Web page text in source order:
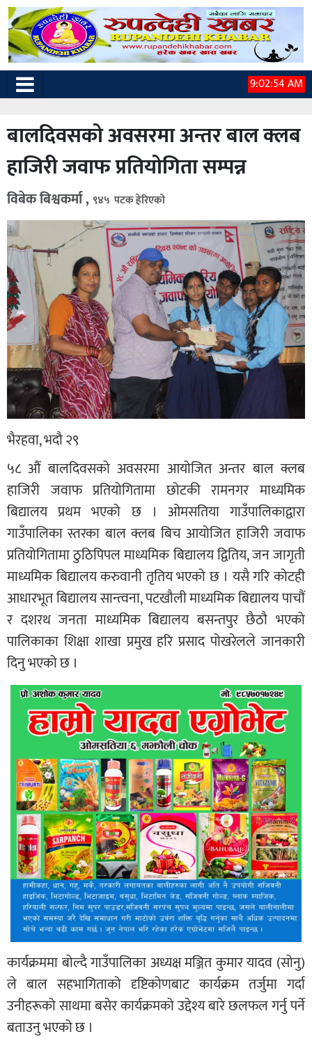
9:02:55 AM
बालदिवसको अवसरमा अन्तर बाल क्लब
हाजिरी जवाफ प्रतियोगिता सम्पन्न
विबेक बिश्वकर्मा , ९४५ पटक हेरिएको
भैरहवा, भदौ २९
५८ औं बालदिवसको अवसरमा आयोजित अन्तर बाल क्लब
हाजिरी जवाफ प्रतियोगितामा छोटकी रामनगर माध्यमिक
बिद्यालय प्रथम भएको छ । ओमसतिया गाउँपालिकाद्वारा
गाउँपालिका स्तरका बाल क्लब बिच आयोजित हाजिरी जवाफ
प्रतियोगितामा ठुठिपिपल माध्यमिक बिद्यालय द्वितिय, जन जागृती
माध्यमिक बिद्यालय करुवानी तृतिय भएको छ । यसै गरि कोटही
आधारभूत बिद्यालय सान्त्वना, पटखौली माध्यमिक बिद्यालय पाचौं
र दशरथ जनता माध्यमिक बिद्यालय बसन्तपुर छैठौ भएको
पालिकाका शिक्षा शाखा प्रमुख हरि प्रसाद पोखरेलले जानकारी
दिनु भएको छ ।
कार्यक्रममा बोल्दै गाउँपालिका अध्यक्ष मञ्जित कुमार यादव (सोनु)
ले बाल सहभागिताको दृष्टिकोणबाट कार्यक्रम तर्जुमा गर्दा
उनीहरूको साथमा बसेर कार्यक्रमको उद्देश्य बारे छलफल गर्नु पर्ने
बताउनु भएको छ ।